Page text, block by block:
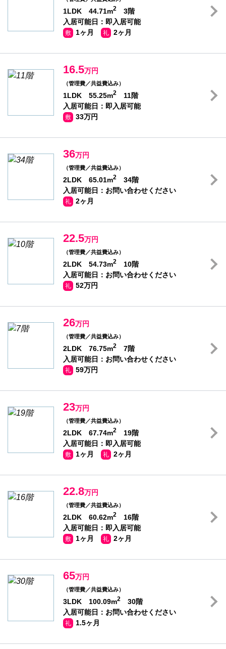
1LDK 44.71m2
3階
入居可能日：即入居可能
敷 1ヶ月 礼 2ヶ月
16.5万円
（管理費／共益費込み）
1LDK 55.25m2
11階
入居可能日：即入居可能
敷 33万円
36万円
（管理費／共益費込み）
2LDK 65.01m2
34階
入居可能日：お問い合わせください
礼 2ヶ月
22.5万円
（管理費／共益費込み）
2LDK 54.73m2
10階
入居可能日：お問い合わせください
礼 52万円
26万円
（管理費／共益費込み）
2LDK 76.75m2
7階
入居可能日：お問い合わせください
礼 59万円
23万円
（管理費／共益費込み）
2LDK 67.74m2
19階
入居可能日：即入居可能
敷 1ヶ月 礼 2ヶ月
22.8万円
（管理費／共益費込み）
2LDK 60.62m2
16階
入居可能日：即入居可能
敷 1ヶ月 礼 2ヶ月
65万円
（管理費／共益費込み）
3LDK 100.09m2
30階
入居可能日：お問い合わせください
礼 1.5ヶ月